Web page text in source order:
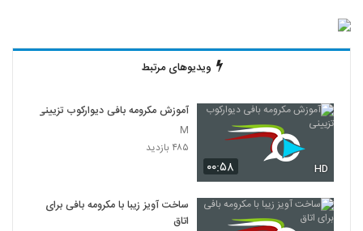
ویدیوهای مرتبط
۰۰:۵۸ HD
آموزش مکرومه بافی دیوارکوب تزیینی
M
۴۸۵ بازدید
ساخت آویز زیبا با مکرومه بافی برای
اتاق